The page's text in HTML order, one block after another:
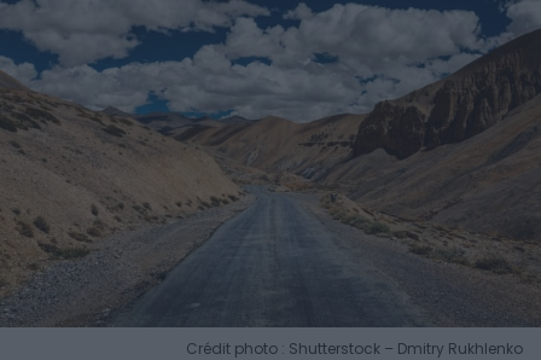
Crédit photo : Shutterstock – Dmitry Rukhlenko